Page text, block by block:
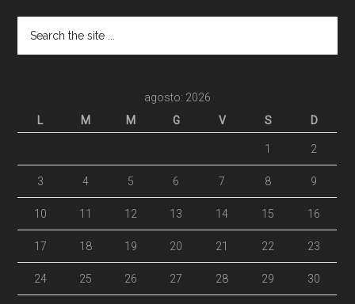
agosto: 2026
L
M M G V S D
1 2
3 4 5 6 7 8 9
10 11 12 13 14 15 16
17 18 19 20 21 22 23
24 25 26 27 28 29 30